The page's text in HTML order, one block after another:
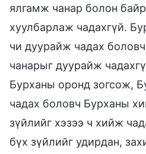
ялгамж чанар болон
хуулбарлаж чадахгүй.
чи дуурайж чадах
чанарыг дуурайж
Бурханы оронд зогсож,
чадах боловч Бурханы
зүйлийг хэзээ ч хийж
бүх зүйлийг удирдан,